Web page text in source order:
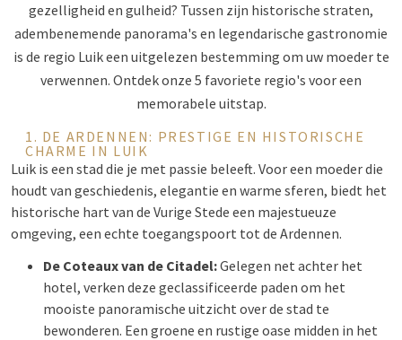
gezelligheid en gulheid? Tussen zijn historische straten,
adembenemende panorama's en legendarische gastronomie
is de regio Luik een uitgelezen bestemming om uw moeder te
verwennen. Ontdek onze 5 favoriete regio's voor een
memorabele uitstap.
1. DE ARDENNEN: PRESTIGE EN HISTORISCHE
CHARME IN LUIK
Luik is een stad die je met passie beleeft. Voor een moeder die
houdt van geschiedenis, elegantie en warme sferen, biedt het
historische hart van de Vurige Stede een majestueuze
omgeving, een echte toegangspoort tot de Ardennen.
De Coteaux van de Citadel:Gelegen net achter het
hotel, verken deze geclassificeerde paden om het
mooiste panoramische uitzicht over de stad te
bewonderen. Een groene en rustige oase midden in het